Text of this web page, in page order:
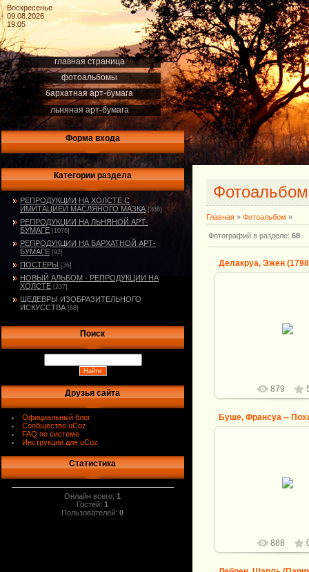
Воскресенье
09.08.2026
19:05
главная страница
фотоальбомы
бархатная арт-бумага
льняная арт-бумага
Форма входа
Категории раздела
РЕПРОДУКЦИИ НА ХОЛСТЕ С
ИМИТАЦИЕЙ МАСЛЯНОГО МАЗКА [388]
РЕПРОДУКЦИИ НА ЛЬНЯНОЙ АРТ-
БУМАГЕ [1076]
РЕПРОДУКЦИИ НА БАРХАТНОЙ АРТ-
БУМАГЕ [92]
ПОСТЕРЫ [36]
НОВЫЙ АЛЬБОМ - РЕПРОДУКЦИИ НА
ХОЛСТЕ [237]
ШЕДЕВРЫ ИЗОБРАЗИТЕЛЬНОГО
ИСКУССТВА [68]
Поиск
Друзья сайта
Официальный блог
Сообщество uCoz
FAQ по системе
Инструкции для uCoz
Статистика
Онлайн всего:1
Гостей:1
Пользователей:0
Главная » Фотоальбом »
Фотографий в разделе: 68
Сен-Морис - 1863
Свобода, ведущая
879
Буше, Франсуа --
Европы,
888